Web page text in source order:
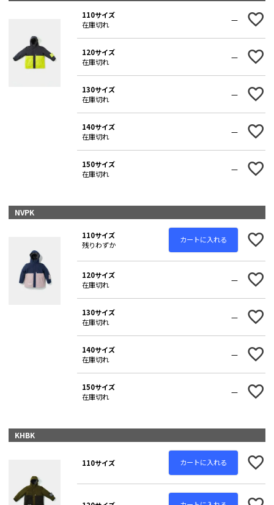
110サイズ
在庫切れ
—
120サイズ
在庫切れ
—
130サイズ
在庫切れ
—
140サイズ
在庫切れ
—
150サイズ
在庫切れ
—
NVPK
110サイズ
残りわずか
カートに入れる
120サイズ
在庫切れ
—
130サイズ
在庫切れ
—
140サイズ
在庫切れ
—
150サイズ
在庫切れ
—
KHBK
110サイズ カートに入れる